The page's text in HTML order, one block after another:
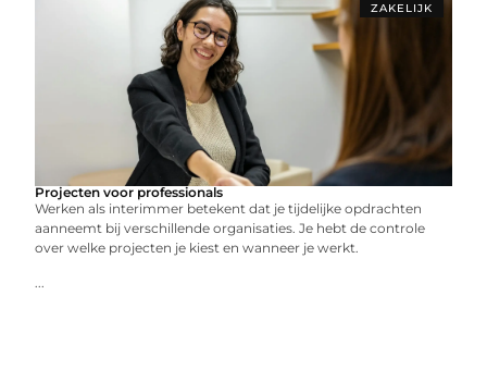
ZAKELIJK
Projecten voor professionals
Werken als interimmer betekent dat je tijdelijke opdrachten
aanneemt bij verschillende organisaties. Je hebt de controle
over welke projecten je kiest en wanneer je werkt.
...